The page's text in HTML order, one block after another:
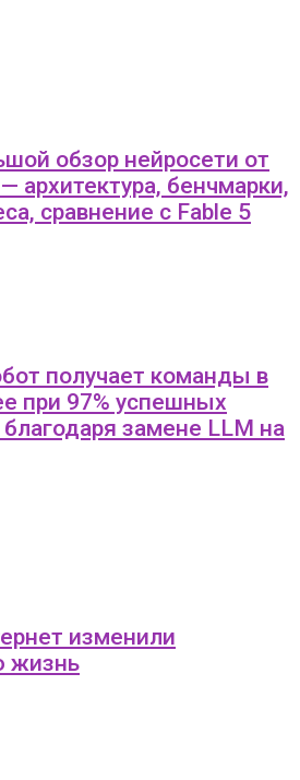
обзор нейросети от
архитектура, бенчмарки,
сравнение с Fable 5
получает команды в
при 97% успешных
замене LLM на
изменили
жизнь